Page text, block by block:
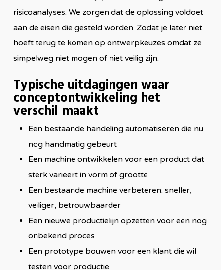
risicoanalyses. We zorgen dat de oplossing voldoet
aan de eisen die gesteld worden. Zodat je later niet
hoeft terug te komen op ontwerpkeuzes omdat ze
simpelweg niet mogen of niet veilig zijn.
Typische uitdagingen waar
conceptontwikkeling het
verschil maakt
Een bestaande handeling automatiseren die nu
nog handmatig gebeurt
Een machine ontwikkelen voor een product dat
sterk varieert in vorm of grootte
Een bestaande machine verbeteren: sneller,
veiliger, betrouwbaarder
Een nieuwe productielijn opzetten voor een nog
onbekend proces
Een prototype bouwen voor een klant die wil
testen voor productie